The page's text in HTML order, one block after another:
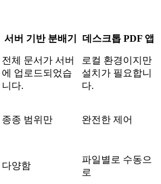
서버 기반 분배기 데스크톱 PDF 앱
전체 문서가 서버
에 업로드되었습
니다.
로컬 환경이지만
설치가 필요합니
다.
종종 범위만 완전한 제어
다양함
파일별로 수동으
로